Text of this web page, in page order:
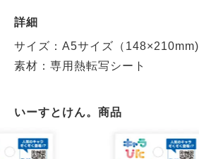
詳細
サイズ：A5サイズ（148×210mm)
素材：専用熱転写シート
いーすとけん。商品